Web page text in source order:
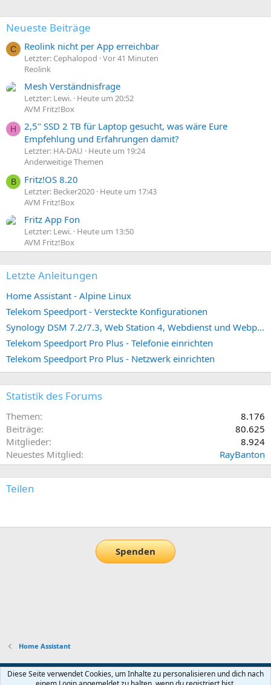
Neueste Beiträge
C Reolink nicht per App erreichbar
Letzter: Cephalopod Vor 41 Minuten
Reolink
Mesh Verständnisfrage
Letzter: Lewi. Heute um 20:52
AVM Fritz!Box
H
2,5" SSD 2 TB für Laptop gesucht, was wäre Eure
Empfehlung und Erfahrungen damit?
Letzter: HA-DAU
Heute um 19:24
Anderweitige Themen
B Fritz!OS 8.20
Letzter: Becker2020 Heute um 17:43
AVM Fritz!Box
Fritz App Fon
Letzter: Lewi. Heute um 13:50
AVM Fritz!Box
Letzte Anleitungen
Home Assistant - Alpine Linux
Telekom Speedport - Versteckte Konfigurationen
Synology DSM 7.2/7.3, Web Station 4, Webdienst und Webportal erstellen (ehemals vHost)
Telekom Speedport Pro Plus - Telefonie einrichten
Telekom Speedport Pro Plus - Netzwerk einrichten
Statistik des Forums
Themen
8.176
Beiträge
80.625
Mitglieder
8.924
Neuestes Mitglied
RayBanton
Teilen
Spenden
Home Assistant
Default-Theme
Diese Seite verwendet Cookies, um Inhalte zu personalisieren und dich nach